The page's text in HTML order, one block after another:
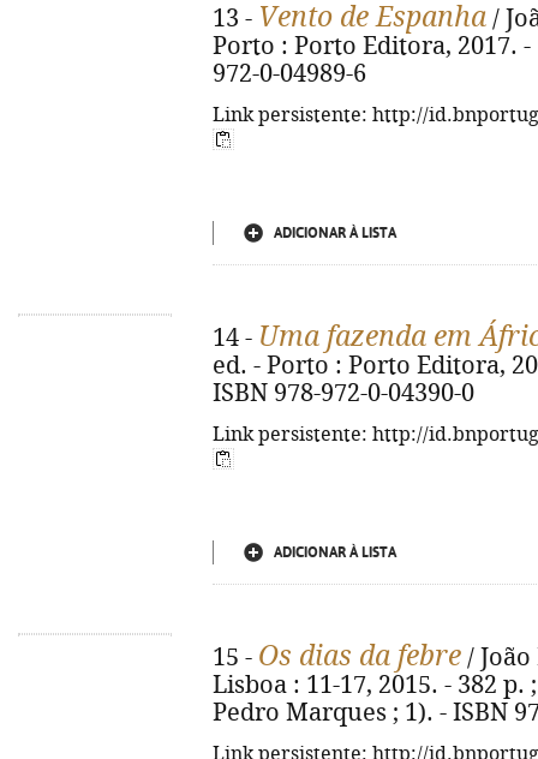
13 - Vento de Espanha /
Porto : Porto Editora, 2017. -
972-0-04989-6
Link persistente: http://
ADICIONAR À LISTA
14 - Uma fazenda em
ed. - Porto : Porto Editora,
ISBN 978-972-0-04390-0
Link persistente: http://
ADICIONAR À LISTA
15 - Os dias da febre /
Lisboa : 11-17, 2015. - 382
Pedro Marques ; 1). - ISBN
Link persistente: http://